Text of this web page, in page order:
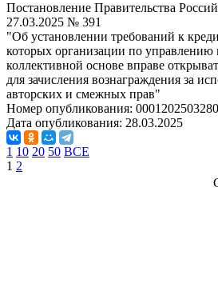
Постановление Правительства
27.03.2025 № 391
"Об установлении требований к
которых организации по управлению
коллективной основе вправе
для зачисления вознаграждения за
авторских и смежных прав"
Номер опубликования:
Дата опубликования: 28.03.2025
1 10 20 50 ВСЕ
1 2